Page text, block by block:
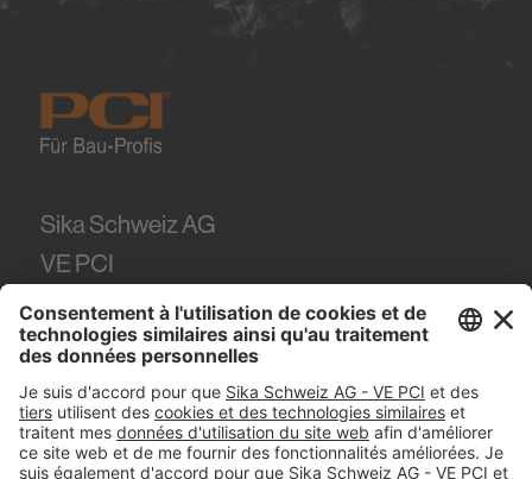
Sika Schweiz AG
VE PCI
Tüffenwies 16
8048Zürich
Tel. +41 (58) 436 21 21